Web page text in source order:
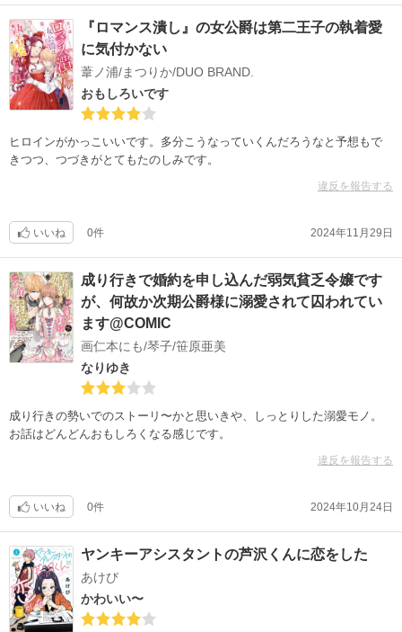
『ロマンス潰し』の女公爵は第二王子の執着愛
に気付かない
葦ノ浦/まつりか/DUO BRAND.
おもしろいです
ヒロインがかっこいいです。多分こうなっていくんだろうなと予想もで
きつつ、つづきがとてもたのしみです。
違反を報告する
いいね 0件 2024年11月29日
成り行きで婚約を申し込んだ弱気貧乏令嬢です
が、何故か次期公爵様に溺愛されて囚われてい
ます@COMIC
画仁本にも/琴子/笹原亜美
なりゆき
成り行きの勢いでのストーリ〜かと思いきや、しっとりした溺愛モノ。
お話はどんどんおもしろくなる感じです。
違反を報告する
いいね 0件 2024年10月24日
ヤンキーアシスタントの芦沢くんに恋をした
あけび
かわいい〜